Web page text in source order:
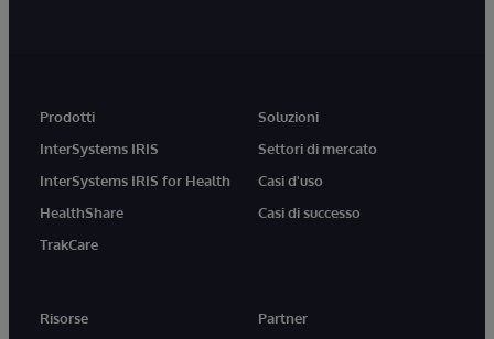
Prodotti
InterSystems IRIS
InterSystems IRIS for Health
HealthShare
TrakCare
Soluzioni
Settori di mercato
Casi d'uso
Casi di successo
Risorse
Partner